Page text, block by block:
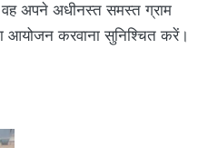
वह अपने अधीनस्त समस्त ग्राम
आयोजन करवाना सुनिश्चित करें।